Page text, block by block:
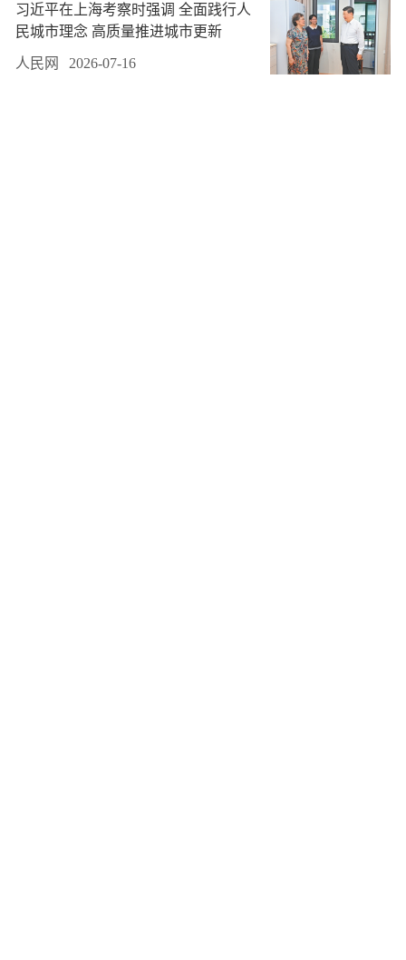
习近平在上海考察时强调 全面践行人
民城市理念 高质量推进城市更新
人民网 2026-07-16